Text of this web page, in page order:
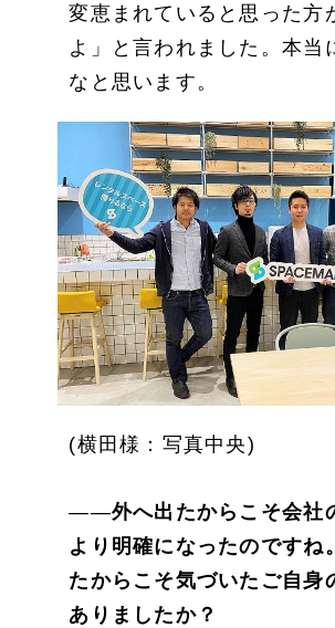
変恵まれていると思った方
よ」と言われました。本当
なと思います。
(横田様：写真中央)
――外へ出たからこそ会社
より明確になったのですね
たからこそ気づいたご自身
ありましたか？